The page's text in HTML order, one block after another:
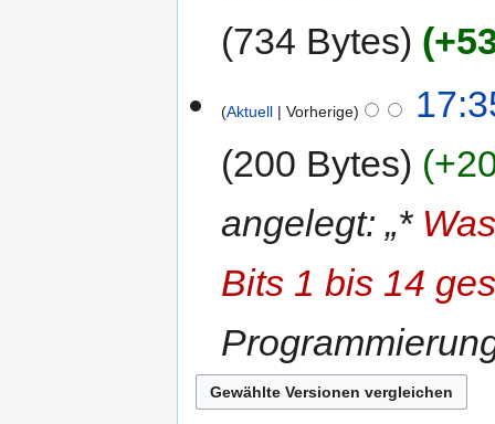
734 Bytes
Aktuell Vorherige
200 Bytes
angelegt: „*
Bits 1 bis 14